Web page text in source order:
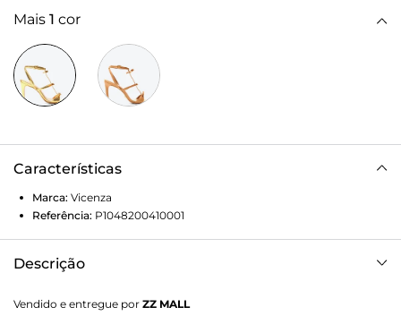
Mais 1 cor
Características
Marca: Vicenza
Referência: P1048200410001
Descrição
Super delicada e feminina, este modelo combina elegância,
Vendido e entregue por ZZ MALL